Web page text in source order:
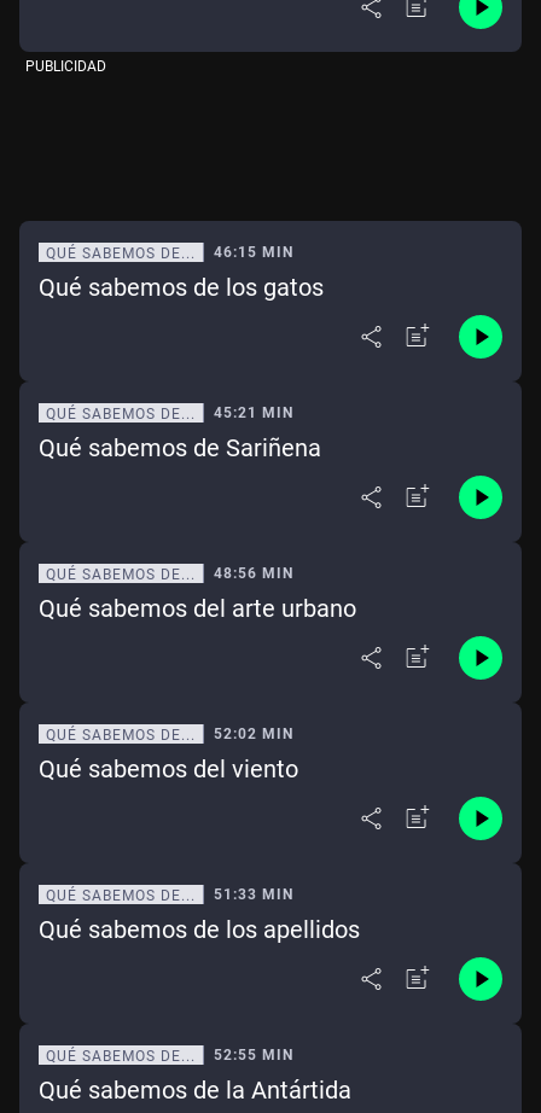
PUBLICIDAD
QUÉ SABEMOS DE... 46:15 MIN
Qué sabemos de los gatos
QUÉ SABEMOS DE... 45:21 MIN
Qué sabemos de Sariñena
QUÉ SABEMOS DE... 48:56 MIN
Qué sabemos del arte urbano
QUÉ SABEMOS DE... 52:02 MIN
Qué sabemos del viento
QUÉ SABEMOS DE... 51:33 MIN
Qué sabemos de los apellidos
QUÉ SABEMOS DE... 52:55 MIN
Qué sabemos de la Antártida